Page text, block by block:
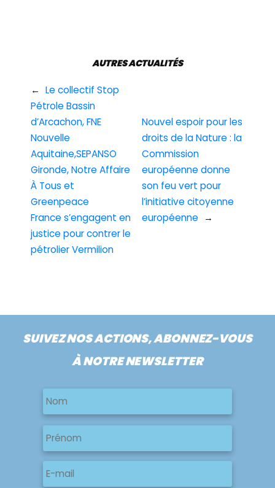
← Le collectif Stop
Pétrole Bassin
d’Arcachon, FNE
Nouvelle
Aquitaine,SEPANSO
Gironde, Notre Affaire
À Tous et
Greenpeace
France s’engagent en
justice pour contrer le
pétrolier Vermilion
AUTRES ACTUALITÉS
Nouvel espoir pour les
droits de la Nature : la
Commission
européenne donne
son feu vert pour
l’initiative citoyenne
européenne
→
SUIVEZ NOS ACTIONS, ABONNEZ-VOUS
À NOTRE NEWSLETTER
Nom
Nom
Nom
Prénom
E-
mail